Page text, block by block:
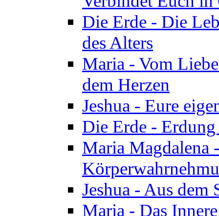
Die Erde - Die
des Alters
Maria - Vom
dem Herzen
Jeshua - Eure
Die Erde -
Maria Magdalena
Jeshua - Aus dem
Maria - Das